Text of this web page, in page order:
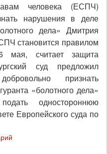
человека (ЕСПЧ)
нарушения в деле
дела» Дмитрия
становится правилом
считает защита
суд предложил
признать
«болотного дела»
одностороннюю
Европейского суда по